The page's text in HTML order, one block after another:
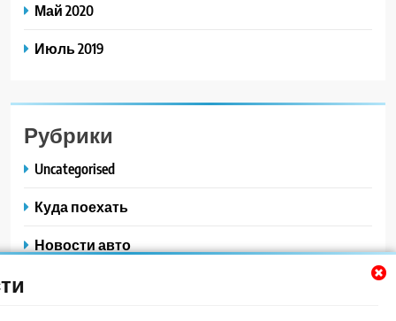
Май 2020
Июль 2019
Рубрики
Uncategorised
Куда поехать
Новости авто